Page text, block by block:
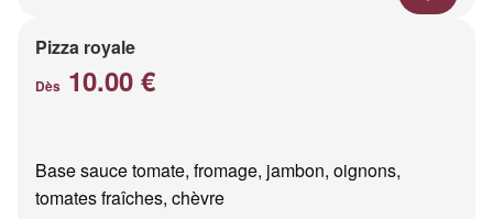
Pizza royale
Dès 10.00 €
Base sauce tomate, fromage, jambon, oignons,
tomates fraîches, chèvre